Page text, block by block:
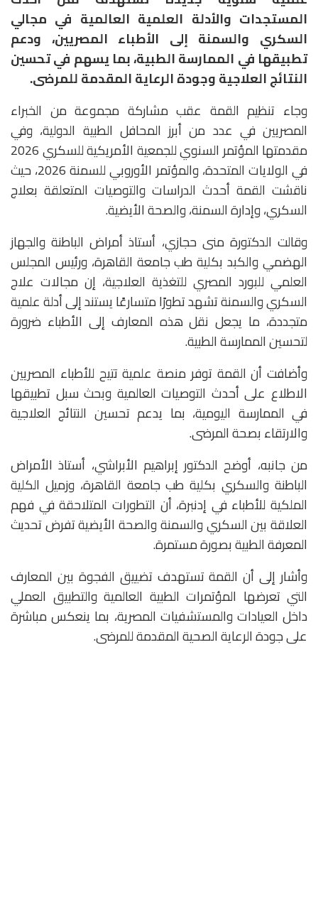
المستجدات والأدلة العلمية العالمية في مجالي
السكري والسمنة إلى الأطباء المصريين، ودعم
تطبيقها في الممارسة الطبية، بما يسهم في تحسين
النتائج العلاجية وجودة الرعاية المقدمة للمرضى.
وجاء تنظيم القمة عقب مشاركة مجموعة من الخبراء
المصريين في عدد من أبرز المحافل الطبية الدولية، وفي
مقدمتها المؤتمر السنوي للجمعية الأمريكية للسكري 2026
في الولايات المتحدة، والمؤتمر الأوروبي للسمنة 2026، حيث
ناقشت القمة أحدث الدراسات والتوصيات المتعلقة بعلاج
السكري، وإدارة السمنة، والصحة الأيضية.
وقالت الدكتورة منى حجازي، أستاذ أمراض الباطنة والجهاز
الهضمي والكبد بكلية طب جامعة القاهرة، ورئيس المجلس
العلمي للبورد المصري للتغذية العلاجية، إن مجالات علاج
السكري والسمنة تشهد تطورًا متسارعًا يستند إلى أدلة علمية
متجددة، ما يجعل نقل هذه المعارف إلى الأطباء ضرورة
لتحسين الممارسة الطبية.
وأضافت أن القمة توفر منصة علمية تتيح للأطباء المصريين
الاطلاع على أحدث التوصيات العالمية وبحث سبل تطبيقها
في الممارسة اليومية، بما يدعم تحسين النتائج العلاجية
والارتقاء بصحة المرضى.
من جانبه، أوضح الدكتور إبراهيم الأبراشي، أستاذ الأمراض
الباطنة والسكري بكلية طب جامعة القاهرة، وزميل الكلية
الملكية للأطباء في إدنبرة، أن التطورات المتلاحقة في فهم
العلاقة بين السكري والسمنة والصحة الأيضية تفرض تحديث
المعرفة الطبية بصورة مستمرة.
وأشار إلى أن القمة تستهدف تضييق الفجوة بين المعارف
التي تعرضها المؤتمرات الطبية العالمية والتطبيق العملي
داخل العيادات والمستشفيات المصرية، بما ينعكس مباشرة
على جودة الرعاية الصحية المقدمة للمرضى.